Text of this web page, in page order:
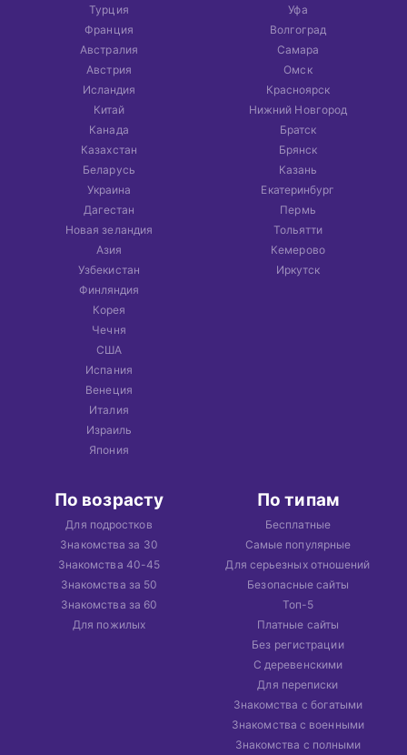
Турция
Франция
Австралия
Австрия
Исландия
Китай
Канада
Казахстан
Беларусь
Украина
Дагестан
Новая зеландия
Азия
Узбекистан
Финляндия
Корея
Чечня
США
Испания
Венеция
Италия
Израиль
Япония
Уфа
Волгоград
Самара
Омск
Красноярск
Нижний Новгород
Братск
Брянск
Казань
Екатеринбург
Пермь
Тольятти
Кемерово
Иркутск
По возрасту
Для подростков
Знакомства за 30
Знакомства 40-45
Знакомства за 50
Знакомства за 60
Для пожилых
По типам
Бесплатные
Самые популярные
Для серьезных отношений
Безопасные сайты
Топ-5
Платные сайты
Без регистрации
С деревенскими
Для переписки
Знакомства с богатыми
Знакомства с военными
Знакомства с полными